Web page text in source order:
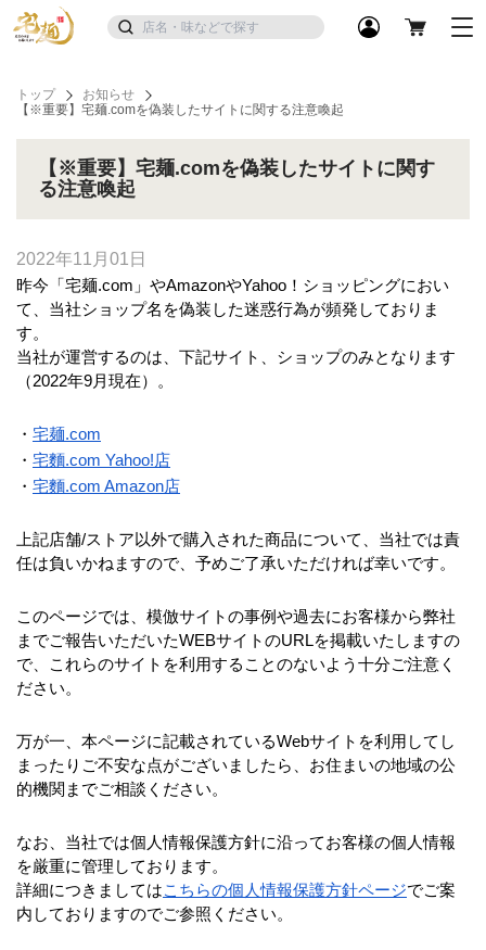
トップ
お知らせ
【※重要】宅麺.comを偽装したサイトに関する注意喚起
【※重要】宅麺.comを偽装したサイトに関す
る注意喚起
2022年11月01日
昨今「宅麺.com」やAmazonやYahoo！ショッピングにおい
て、当社ショップ名を偽装した迷惑行為が頻発しておりま
す。
当社が運営するのは、下記サイト、ショップのみとなります
（2022年9月現在）。
・ 宅麺.com
・ 宅麵.com Yahoo!店
・ 宅麵.com Amazon店
上記店舗/ストア以外で購入された商品について、当社では責
任は負いかねますので、予めご了承いただければ幸いです。
このページでは、模倣サイトの事例や過去にお客様から弊社
までご報告いただいたWEBサイトのURLを掲載いたしますの
で、これらのサイトを利用することのないよう十分ご注意く
ださい。
万が一、本ページに記載されているWebサイトを利用してし
まったりご不安な点がございましたら、お住まいの地域の公
的機関までご相談ください。
なお、当社では個人情報保護方針に沿ってお客様の個人情報
を厳重に管理しております。
詳細につきましてはこちらの個人情報保護方針ページでご案
内しておりますのでご参照ください。